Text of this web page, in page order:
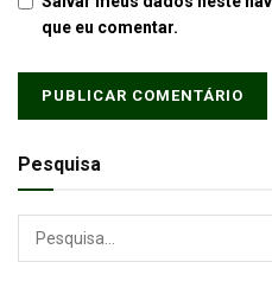
que eu comentar.
Pesquisa